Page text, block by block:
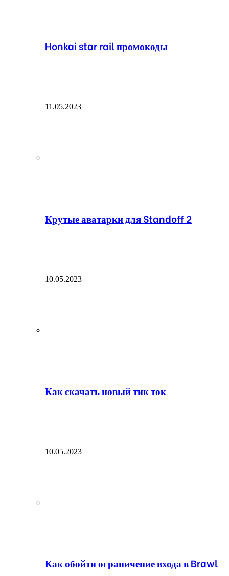
Honkai star rail промокоды
11.05.2023
Крутые аватарки для Standoff 2
10.05.2023
Как скачать новый тик ток
10.05.2023
Как обойти ограничение входа в Brawl